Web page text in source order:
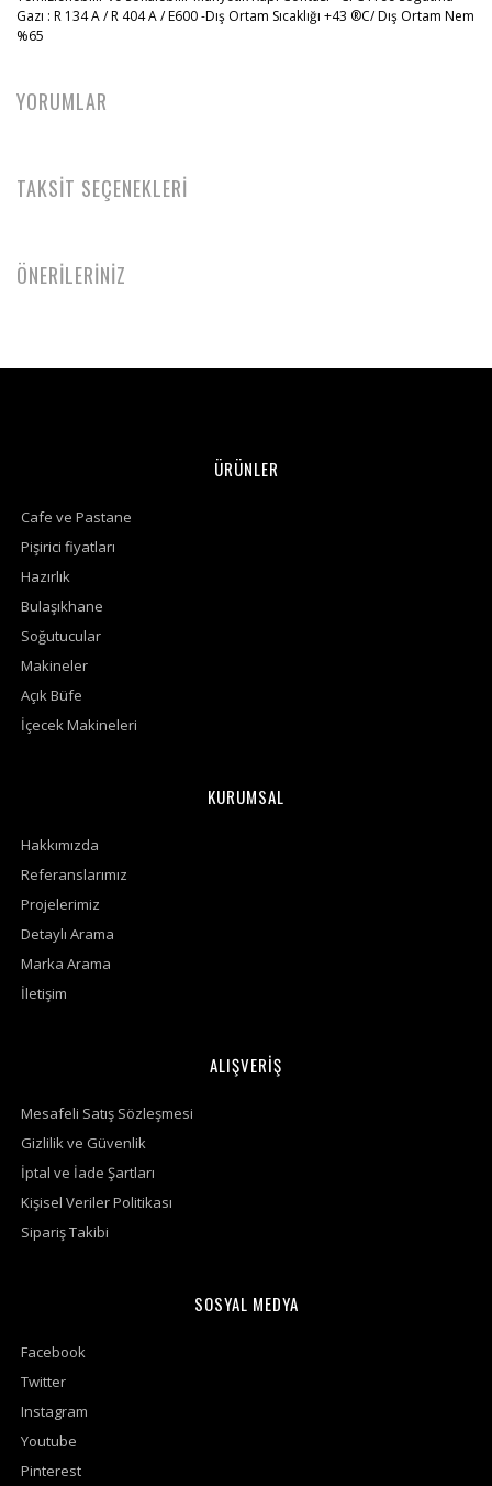
Gazı : R 134 A / R 404 A / E600 -Dış Ortam Sıcaklığı +43 ®C/ Dış Ortam Nem
%65
YORUMLAR
TAKSİT SEÇENEKLERİ
ÖNERİLERİNİZ
ÜRÜNLER
Cafe ve Pastane
Pişirici fiyatları
Hazırlık
Bulaşıkhane
Soğutucular
Makineler
Açık Büfe
İçecek Makineleri
KURUMSAL
Hakkımızda
Referanslarımız
Projelerimiz
Detaylı Arama
Marka Arama
İletişim
ALIŞVERİŞ
Mesafeli Satış Sözleşmesi
Gizlilik ve Güvenlik
İptal ve İade Şartları
Kişisel Veriler Politikası
Sipariş Takibi
SOSYAL MEDYA
Facebook
Twitter
Instagram
Youtube
Pinterest